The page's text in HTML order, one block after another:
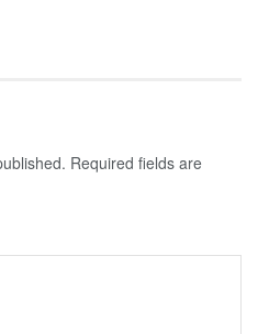
Required fields are